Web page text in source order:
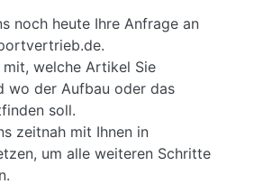
noch heute Ihre Anfrage an
mit, welche Artikel Sie
wo der Aufbau oder das
soll.
zeitnah mit Ihnen in
um alle weiteren Schritte